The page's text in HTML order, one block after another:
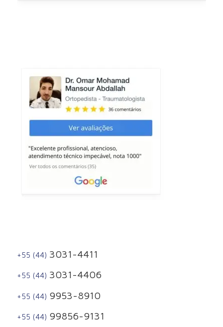
+55 (44) 3031-4411
+55 (44) 3031-4406
+55 (44) 9953-8910
+55 (44) 99856-9131